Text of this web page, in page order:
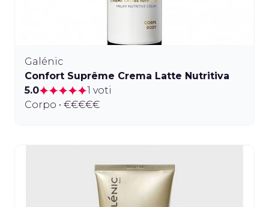
Galénic
Confort Suprême Crema Latte Nutritiva
5.0
1 voti
Corpo • €€€€€